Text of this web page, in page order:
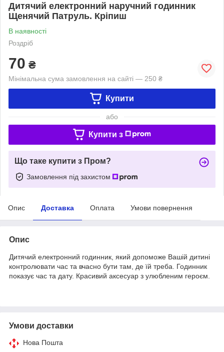
Дитячий електронний наручний годинник
Щенячий Патруль. Кріпиш
В наявності
Роздріб
70 ₴
Мінімальна сума замовлення на сайті — 250 ₴
Купити
або
Купити з
Що таке купити з Пром?
Замовлення під захистом
Опис Доставка Оплата Умови повернення
Опис
Дитячий електронний годинник, який допоможе Вашій дитині
контролювати час та вчасно бути там, де їй треба. Годинник
показує час та дату. Красивий аксесуар з улюбленим героєм.
Умови доставки
Нова Пошта